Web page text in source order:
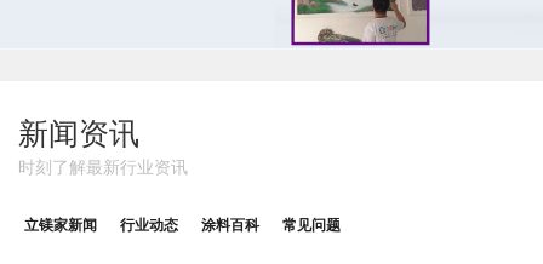
新闻资讯
时刻了解最新行业资讯
立镁家新闻 行业动态 涂料百科 常见问题